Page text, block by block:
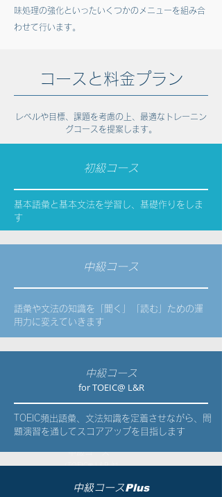
味処理の強化といったいくつかのメニューを組み合
わせて行います。
​コースと料金プラン
レベルや目標、課題を考慮の上、最適な トレーニン
グコースを提案します。
​基本語彙と文法を学習し、基
礎作りをします
中級コース
（TOEIC® L&R 対
初級コース
​基本語彙と基本文法を学習し、基礎作りをしま
す
中級コース
語彙や文法の知識を「聞く」「読む」ための運
用力に変えていきます
中級コース
for TOEIC@ L&R
TOEIC頻出語彙、文法知識を定着させながら、問
題演習を通してスコアアップを目指します
中級コースPlus